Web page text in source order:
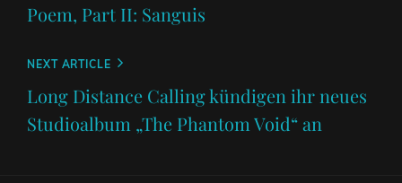
Poem, Part II: Sanguis
Next
NEXT ARTICLE
Long Distance Calling kündigen ihr neues
Studioalbum „The Phantom Void“ an